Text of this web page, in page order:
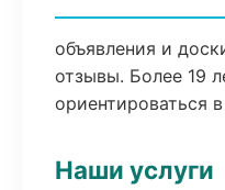
объявления и
отзывы. Более 19
ориентироваться
Наши услуги